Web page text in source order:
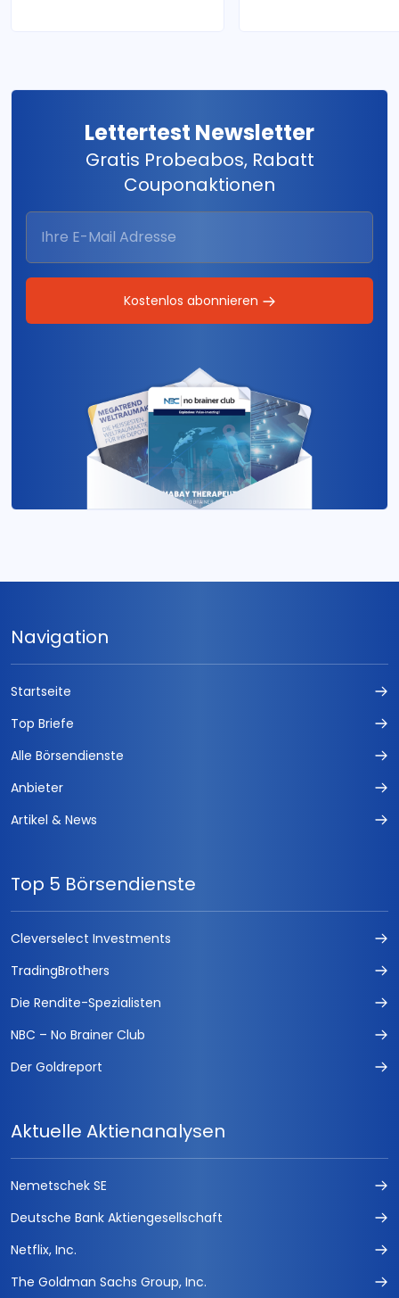
Lettertest Newsletter
Gratis Probeabos, Rabatt
Couponaktionen
Kostenlos abonnieren
Navigation
Startseite
Top Briefe
Alle Börsendienste
Anbieter
Artikel & News
Top 5 Börsendienste
Cleverselect Investments
TradingBrothers
Die Rendite-Spezialisten
NBC – No Brainer Club
Der Goldreport
Aktuelle Aktienanalysen
Nemetschek SE
Deutsche Bank Aktiengesellschaft
Netflix, Inc.
The Goldman Sachs Group, Inc.